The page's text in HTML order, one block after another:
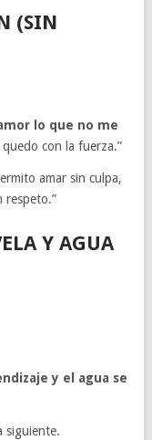
(SIN
lo que no me
con la fuerza.”
amar sin culpa,
respeto.”
Y AGUA
y el agua se
siguiente.